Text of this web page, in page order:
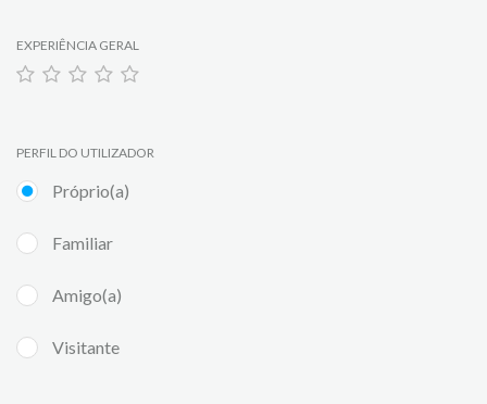
EXPERIÊNCIA GERAL
PERFIL DO UTILIZADOR
Próprio(a)
Familiar
Amigo(a)
Visitante